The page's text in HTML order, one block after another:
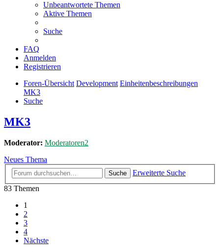
Unbeantwortete Themen
Aktive Themen
Suche
FAQ
Anmelden
Registrieren
Foren-Übersicht Development Einheitenbeschreibungen
MK3
Suche
MK3
Moderator: Moderatoren2
Neues Thema
Suche
Erweiterte Suche
83 Themen
1
2
3
4
Nächste